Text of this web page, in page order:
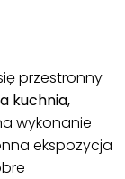
przestronny
kuchnia,
wykonanie
ekspozycja